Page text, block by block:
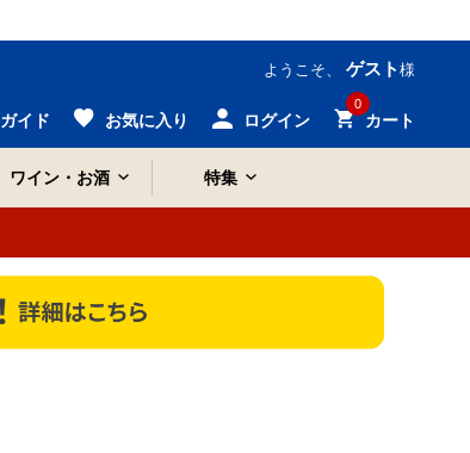
ようこそ、 ゲスト 様
ガイド お気に入り ログイン
0
カート
ワイン・お酒 特集